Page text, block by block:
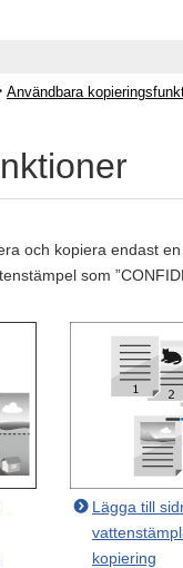
Användbara
och kopiera endast
som
Lägga till
kopiering